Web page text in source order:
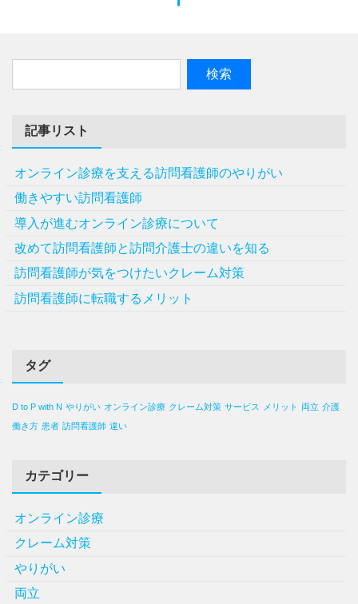
記事リスト
オンライン診療を支える訪問看護師のやりがい
働きやすい訪問看護師
導入が進むオンライン診療について
改めて訪問看護師と訪問介護士の違いを知る
訪問看護師が気をつけたいクレーム対策
訪問看護師に転職するメリット
タグ
D to P with N やりがい オンライン診療 クレーム対策 サービス メリット 両立 介護
働き方 患者 訪問看護師 違い
カテゴリー
オンライン診療
クレーム対策
やりがい
両立